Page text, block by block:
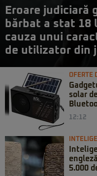
Eroare judiciară
bărbat a stat 18
cauza unui
de utilizator din
OFERTE
solar
12:12
5.000